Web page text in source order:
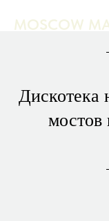
MOSCOW
Дискотека
мостов